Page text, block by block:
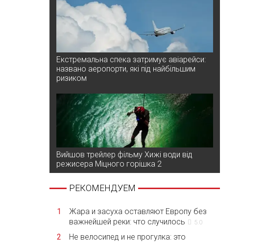
Екстремальна спека затримує авіарейси:
названо аеропорти, які під найбільшим
ризиком
Вийшов трейлер фільму Хижі води від
режисера Міцного горішка 2
РЕКОМЕНДУЕМ
1
Жара и засуха оставляют Европу без
важнейшей реки: что случилось
5.0
2
Не велосипед и не прогулка: это